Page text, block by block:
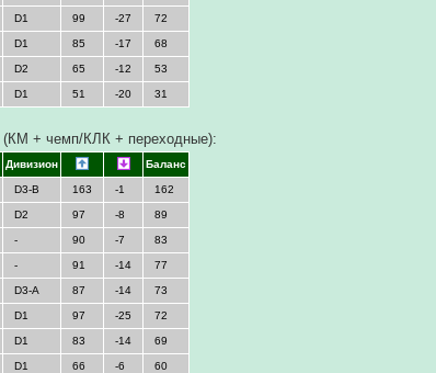
D1 99 -27 72
D1 85 -17 68
D2 65 -12 53
D1 51 -20 31
(КМ + чемп/КЛК + переходные):
Дивизион Баланс
D3-B 163 -1 162
D2 97 -8 89
- 90 -7 83
- 91 -14 77
D3-A 87 -14 73
D1 97 -25 72
D1 83 -14 69
D1 66 -6 60